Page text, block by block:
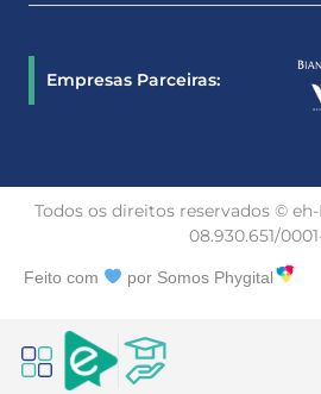
Empresas Parceiras:
Todos os direitos reservados ©
08.930.651/
Feito com por Somos Phygital